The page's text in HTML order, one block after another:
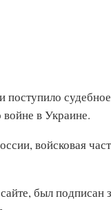
поступило
в Украине.
войсковая
был подписан